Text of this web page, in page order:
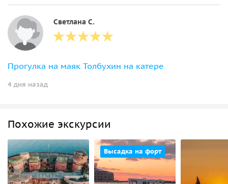
Светлана С.
Прогулка на маяк Толбухин на катере
4 дня назад
Похожие экскурсии
Высадка на форт